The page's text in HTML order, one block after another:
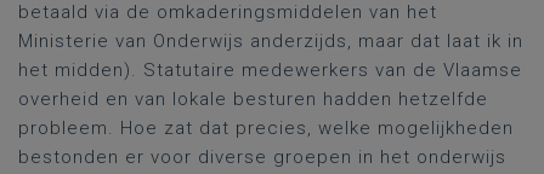
betaald via de omkaderingsmiddelen van het
Ministerie van Onderwijs anderzijds, maar dat laat ik in
het midden). Statutaire medewerkers van de Vlaamse
overheid en van lokale besturen hadden hetzelfde
probleem. Hoe zat dat precies, welke mogelijkheden
bestonden er voor diverse groepen in het onderwijs